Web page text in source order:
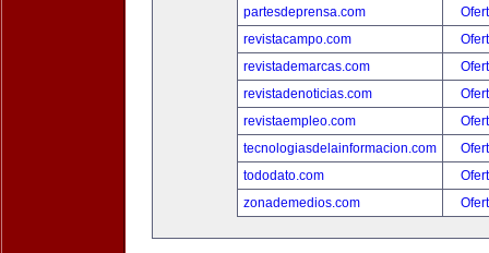
partesdeprensa.com
revistacampo.com
revistademarcas.com
revistadenoticias.com
revistaempleo.com
tecnologiasdelainformacion.com
tododato.com
zonademedios.com